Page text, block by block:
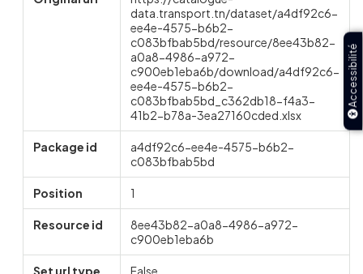
Accessibilité
data.transport.tn/dataset/a4df92c6-
ee4e-4575-b6b2-
c083bfbab5bd/resource/8ee43b82-
a0a8-4986-a972-
c900eb1eba6b/download/a4df92c6-
ee4e-4575-b6b2-
c083bfbab5bd_c362db18-f4a3-
41b2-b78a-3ea27160cded.xlsx
Package id
a4df92c6-ee4e-4575-b6b2-
c083bfbab5bd
Position 1
Resource id
8ee43b82-a0a8-4986-a972-
c900eb1eba6b
Set url type False